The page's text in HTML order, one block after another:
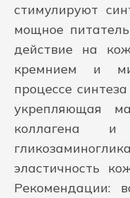
стимулируют
мощное
действие на
кремнием и
процессе
укрепляющая
коллагена и
эластичность
Рекомендации: